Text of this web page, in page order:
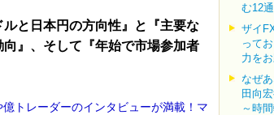
と日本円の方向性』と『主要な
』、そして『年始で市場参加者
億トレーダーのインタビューが満載！マ
む12
ザイ
って
力を
なぜ
田向
～時